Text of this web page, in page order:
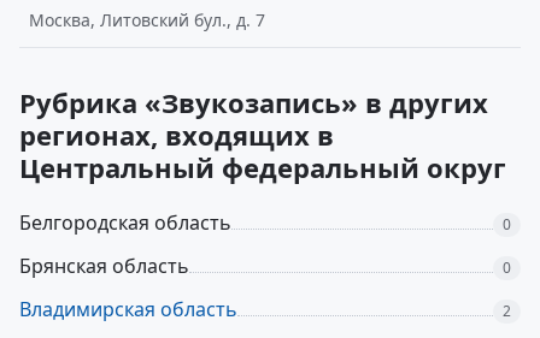
Москва, Литовский бул., д. 7
Рубрика «Звукозапись» в других
регионах, входящих в
Центральный федеральный округ
Белгородская область 0
Брянская область 0
Владимирская область 2